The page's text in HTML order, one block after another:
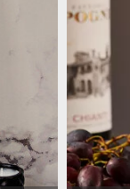
UTAZÓNAK
BICIKLISTÁNAK
SPORTOLÓNAK
TŰZOLTÓNAK
FŐNÖKNEK
VICCELŐDŐNEK